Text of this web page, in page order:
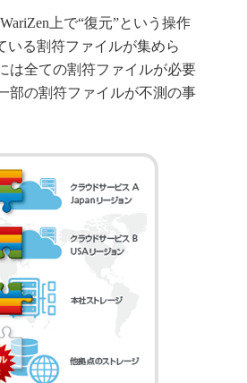
上で“復元”という操作
いる割符ファイルが集めら
は全ての割符ファイルが必要
部の割符ファイルが不測の事